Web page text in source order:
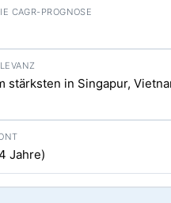
stärksten in Singapur,
Jahre)